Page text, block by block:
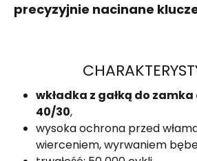
precyzyjnie nacinane
wkładka z gałką do
40/30,
wysoka ochrona przed
wierceniem, wyrwaniem